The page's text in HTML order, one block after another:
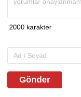
Gönder